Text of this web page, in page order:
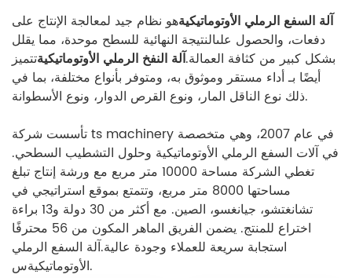
آلة السفع الرملي الأوتوماتيكيةهو نظام جيد لمعالجة الإنتاج على
دفعات، والحصول علىالنتيجة النهائية للسطح موحدة، مما يقلل
بشكل كبير من كثافة العمالة.آلة النفخ الرملي الأوتوماتيكيةتتميز
أيضًا بـ أداء مستقر وموثوق به، ومتوفر بأنواع مختلفة، بما في
ذلك نوع الناقل المار، ونوع القرص الدوار، ونوع الأسطوانة.
تأسست شركة ts machinery في عام 2007، وهي متخصصة
في آلات السفع الرملي الأوتوماتيكية وحلول التشطيب السطحي.
تغطي الشركة مساحة 10000 متر مربع مع ورشة إنتاج تبلغ
مساحتها 8000 متر مربع، وتتمتع بموقع استراتيجي في
تشانغتشو، جيانغسو، الصين. مع أكثر من 30 دولة و13 براءة
اختراع للمنتج. يضمن الفريق الماهر المكون من 56 محترفًا
استجابة سريعة للعملاء وجودة عالية.آلة السفع الرملي
الأوتوماتيكيةس.